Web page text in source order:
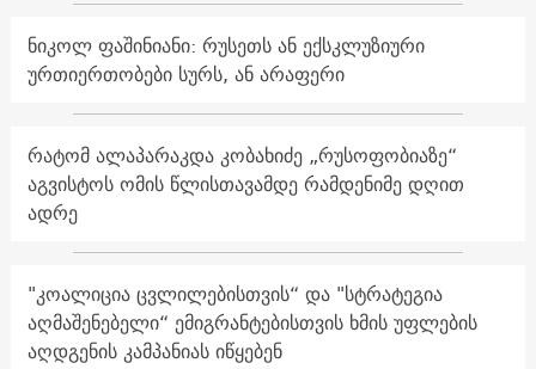
ნიკოლ ფაშინიანი: რუსეთს ან ექსკლუზიური
ურთიერთობები სურს, ან არაფერი
რატომ ალაპარაკდა კობახიძე „რუსოფობიაზე“
აგვისტოს ომის წლისთავამდე რამდენიმე დღით
ადრე
"კოალიცია ცვლილებისთვის“ და "სტრატეგია
აღმაშენებელი“ ემიგრანტებისთვის ხმის უფლების
აღდგენის კამპანიას იწყებენ